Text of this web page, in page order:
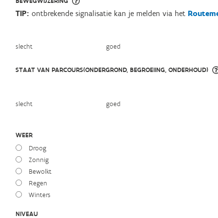
slecht goed
TIP: ontbrekende signalisatie kan je melden via het
STAAT VAN PARCOURS(ONDERGROND, BEGROEIING, ONDERHOUD)
slecht goed
WEER
Droog
Zonnig
Bewolkt
Regen
Winters
NIVEAU